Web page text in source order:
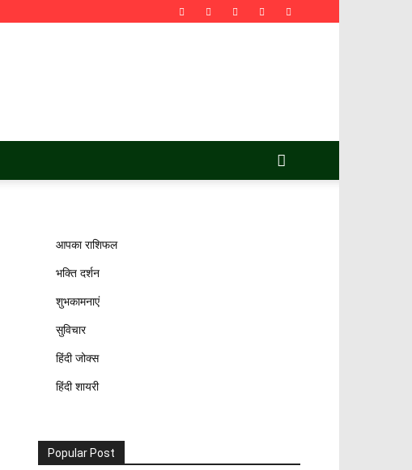
आपका राशिफल
भक्ति दर्शन
शुभकामनाएं
सुविचार
हिंदी जोक्स
हिंदी शायरी
Popular Post